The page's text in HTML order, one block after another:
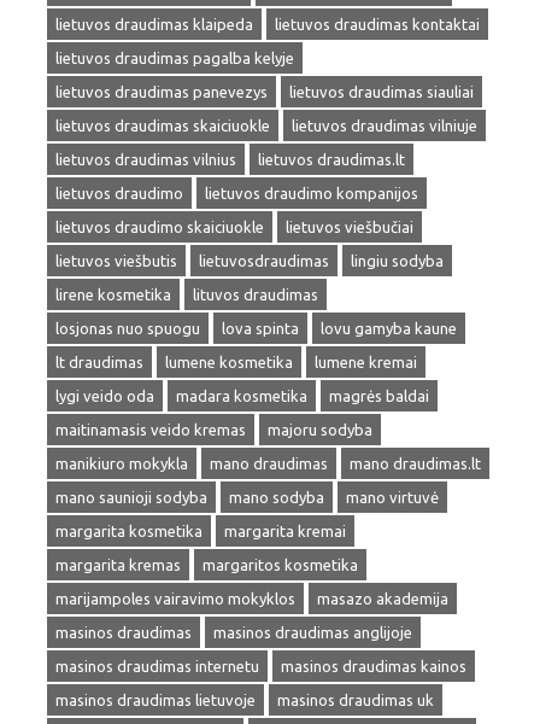
lietuvos draudimas klaipeda
lietuvos draudimas kontaktai
lietuvos draudimas pagalba kelyje
lietuvos draudimas panevezys
lietuvos draudimas siauliai
lietuvos draudimas skaiciuokle
lietuvos draudimas vilniuje
lietuvos draudimas vilnius
lietuvos draudimas.lt
lietuvos draudimo
lietuvos draudimo kompanijos
lietuvos draudimo skaiciuokle
lietuvos viešbučiai
lietuvos viešbutis
lietuvosdraudimas
lingiu sodyba
lirene kosmetika
lituvos draudimas
losjonas nuo spuogu
lova spinta
lovu gamyba kaune
lt draudimas
lumene kosmetika
lumene kremai
lygi veido oda
madara kosmetika
magrės baldai
maitinamasis veido kremas
majoru sodyba
manikiuro mokykla
mano draudimas
mano draudimas.lt
mano saunioji sodyba
mano sodyba
mano virtuvė
margarita kosmetika
margarita kremai
margarita kremas
margaritos kosmetika
marijampoles vairavimo mokyklos
masazo akademija
masinos draudimas
masinos draudimas anglijoje
masinos draudimas internetu
masinos draudimas kainos
masinos draudimas lietuvoje
masinos draudimas uk